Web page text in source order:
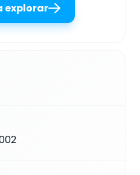
explorar